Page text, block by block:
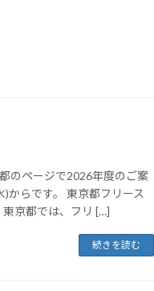
のページで2026年度のご案
からです。 東京都フリース
京都では、フリ […]
続きを読む